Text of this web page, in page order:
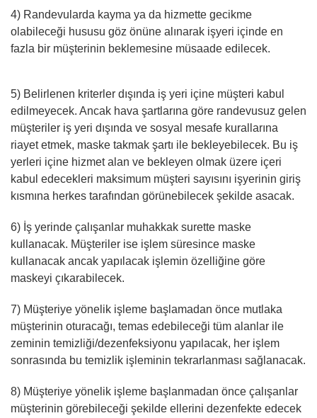
4) Randevularda kayma ya da hizmette gecikme
olabileceği hususu göz önüne alınarak işyeri içinde en
fazla bir müşterinin beklemesine müsaade edilecek.
5) Belirlenen kriterler dışında iş yeri içine müşteri kabul
edilmeyecek. Ancak hava şartlarına göre randevusuz gelen
müşteriler iş yeri dışında ve sosyal mesafe kurallarına
riayet etmek, maske takmak şartı ile bekleyebilecek. Bu iş
yerleri içine hizmet alan ve bekleyen olmak üzere içeri
kabul edecekleri maksimum müşteri sayısını işyerinin giriş
kısmına herkes tarafından görünebilecek şekilde asacak.
6) İş yerinde çalışanlar muhakkak surette maske
kullanacak. Müşteriler ise işlem süresince maske
kullanacak ancak yapılacak işlemin özelliğine göre
maskeyi çıkarabilecek.
7) Müşteriye yönelik işleme başlamadan önce mutlaka
müşterinin oturacağı, temas edebileceği tüm alanlar ile
zeminin temizliği/dezenfeksiyonu yapılacak, her işlem
sonrasında bu temizlik işleminin tekrarlanması sağlanacak.
8) Müşteriye yönelik işleme başlanmadan önce çalışanlar
müşterinin görebileceği şekilde ellerini dezenfekte edecek